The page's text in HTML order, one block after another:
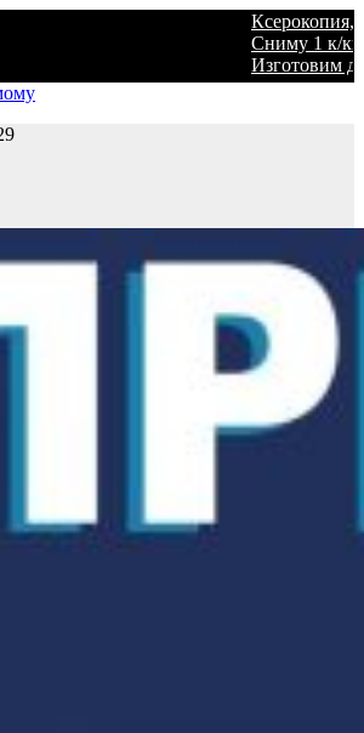
Ксерокопия, печать, ламинирование в
Сниму 1 к/кв с мебелью на длительный
Изготовим для вас: визитки, открытки,